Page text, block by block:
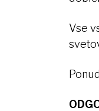
Vse